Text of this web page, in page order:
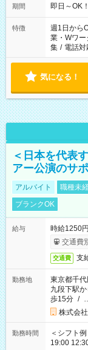
期間 即日～OK
特徴 週1日から
業・Wワー
集 / 電話対
気になる！
＜日本を代表
アー公演のサ
アルバイト 職種未
ブランクOK
給与
時給1250
交通費
交通費 支
勤務地
東京都千代
九段下駅
歩15分 /
株式会
勤務時間
＜シフト
19:00 12:30～22:00 上記の時間か